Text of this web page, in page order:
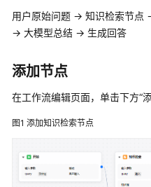
使
用
计
说
明
代
码
用户原始问题 → 知识检索节点
→ 大模型总结 → 生成回答
添加节点
在工作流编辑页面，单击下方“
图1 添加知识检索节点